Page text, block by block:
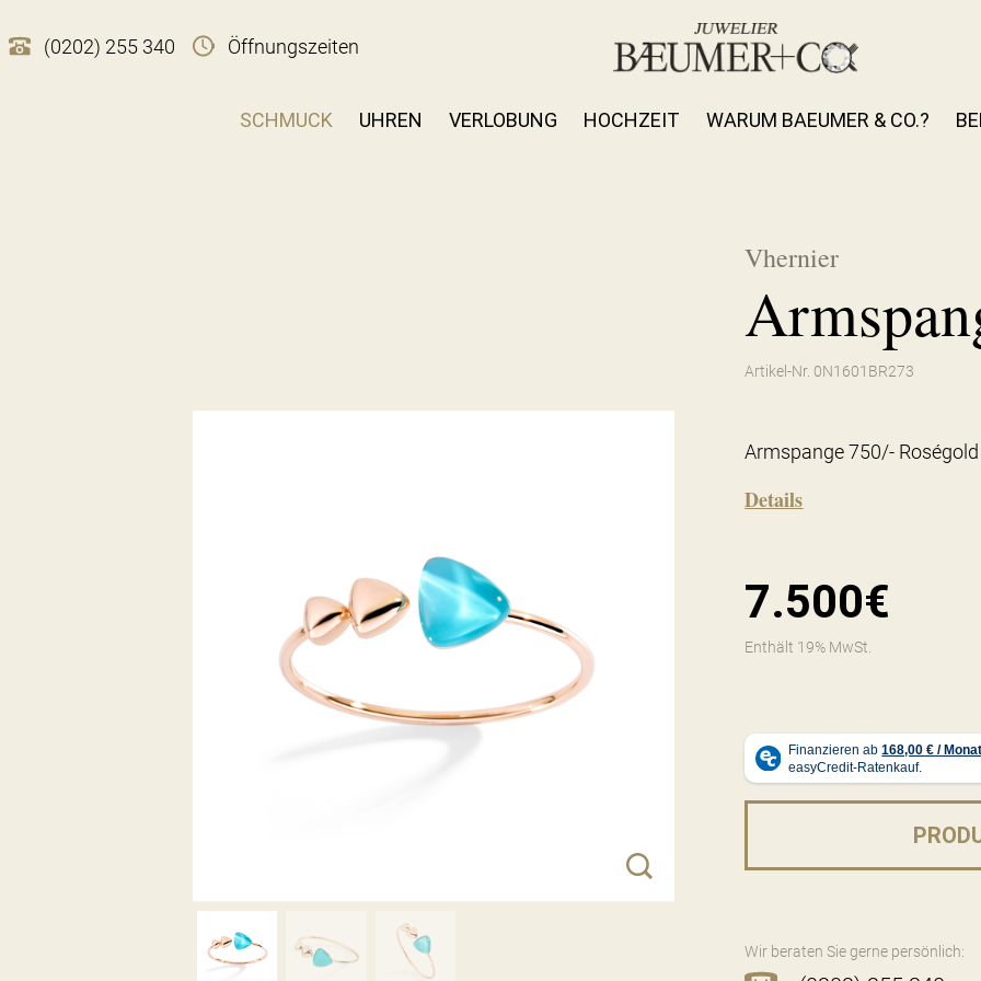
(0202) 255 340 Öffnungszeiten
SCHMUCK UHREN VERLOBUNG HOCHZEIT WARUM BAEUMER & CO.?
Vhernier
Artikel-Nr. 0N1601BR273
Armspange 750/-
Details
7.500€
Enthält 19% MwSt.
Wir beraten Sie gerne persönlich: